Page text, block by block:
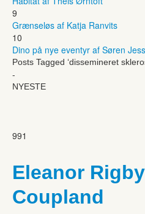
9
Grænseløs af Katja Ranvits
10
Dino på nye eventyr af Søren
Posts Tagged ‘dissemineret
-
NYESTE
991
Eleanor
Coupland